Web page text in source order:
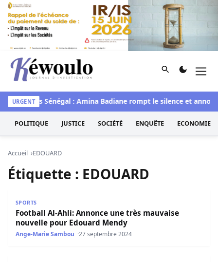
Aller au contenu
Kéwoulo, le premier site d'information et d'investigation
Rechercher
URGENT
Miss Sénégal : Amina Badiane rompt le silence et
POLITIQUE JUSTICE SOCIÉTÉ ENQUÊTE ECONOMIE
Accueil EDOUARD
Étiquette : EDOUARD
SPORTS
Football Al-Ahli: Annonce une très mauvaise
nouvelle pour Edouard Mendy
Ange-Marie Sambou 27 septembre 2024